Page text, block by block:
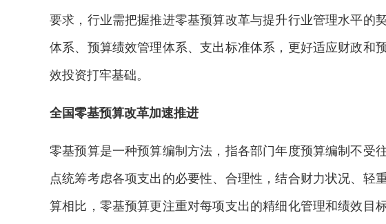
要求，行业需把握推进零基预算改革与提升行业管理水平的
体系、预算绩效管理体系、支出标准体系，更好适应财政和
效投资打牢基础。
全国零基预算改革加速推进
零基预算是一种预算编制方法，指各部门年度预算编制不受
点统筹考虑各项支出的必要性、合理性，结合财力状况、轻
算相比，零基预算更注重对每项支出的精细化管理和绩效目